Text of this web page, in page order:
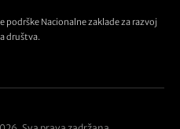
podrške Nacionalne zaklade za razvoj
društva.